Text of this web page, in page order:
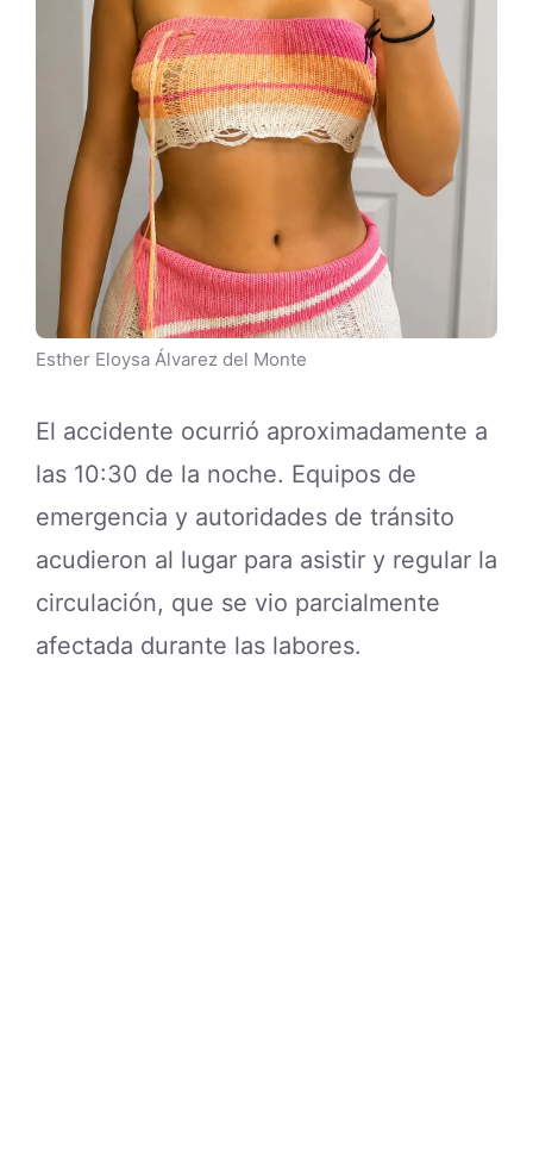
Esther Eloysa Álvarez del Monte
El accidente ocurrió aproximadamente a
las 10:30 de la noche. Equipos de
emergencia y autoridades de tránsito
acudieron al lugar para asistir y regular la
circulación, que se vio parcialmente
afectada durante las labores.